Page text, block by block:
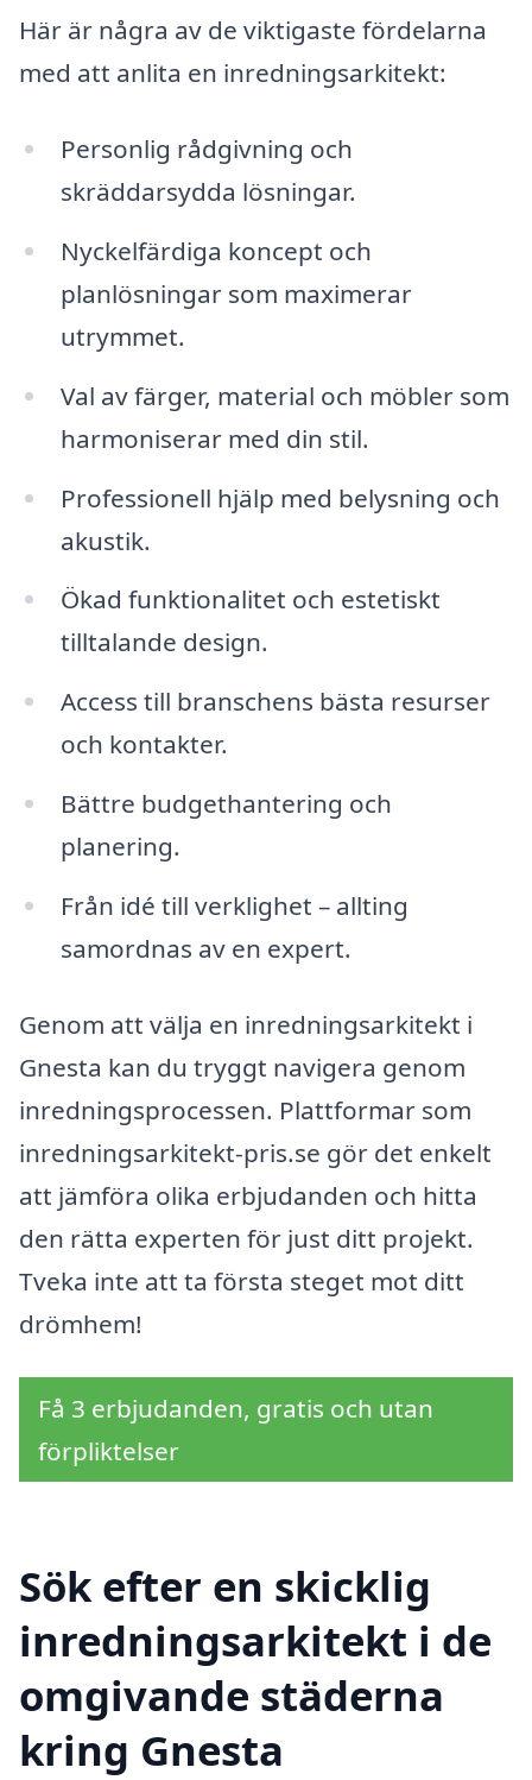
Här är några av de viktigaste fördelarna
med att anlita en inredningsarkitekt:
Personlig rådgivning och
skräddarsydda lösningar.
Nyckelfärdiga koncept och
planlösningar som maximerar
utrymmet.
Val av färger, material och möbler som
harmoniserar med din stil.
Professionell hjälp med belysning och
akustik.
Ökad funktionalitet och estetiskt
tilltalande design.
Access till branschens bästa resurser
och kontakter.
Bättre budgethantering och
planering.
Från idé till verklighet – allting
samordnas av en expert.
Genom att välja en inredningsarkitekt i
Gnesta kan du tryggt navigera genom
inredningsprocessen. Plattformar som
inredningsarkitekt-pris.se gör det enkelt
att jämföra olika erbjudanden och hitta
den rätta experten för just ditt projekt.
Tveka inte att ta första steget mot ditt
drömhem!
Få 3 erbjudanden, gratis och utan
förpliktelser
Sök efter en skicklig
inredningsarkitekt i de
omgivande städerna
kring Gnesta